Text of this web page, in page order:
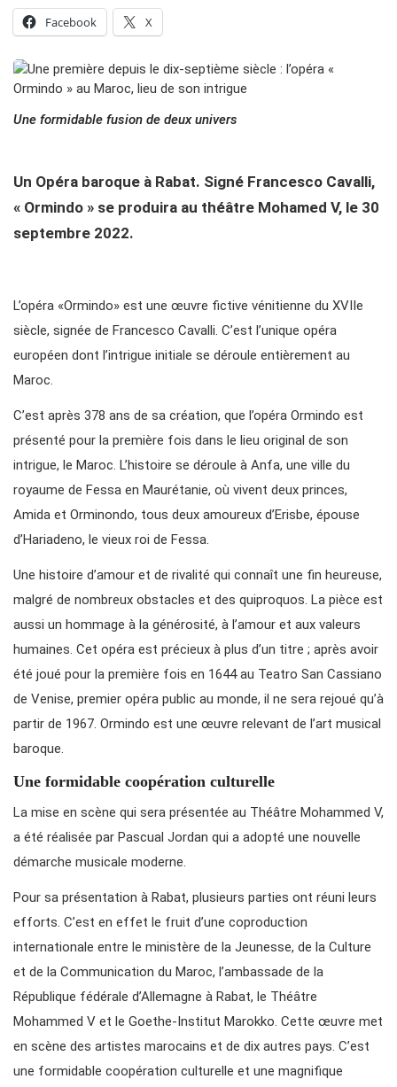
Facebook X
Une formidable fusion de deux univers
Un Opéra baroque à Rabat. Signé Francesco Cavalli,
« Ormindo » se produira au théâtre Mohamed V, le 30
septembre 2022.
L’opéra «Ormindo» est une œuvre fictive vénitienne du XVIIe
siècle, signée de Francesco Cavalli. C’est l’unique opéra
européen dont l’intrigue initiale se déroule entièrement au
Maroc.
C’est après 378 ans de sa création, que l’opéra Ormindo est
présenté pour la première fois dans le lieu original de son
intrigue, le Maroc. L’histoire se déroule à Anfa, une ville du
royaume de Fessa en Maurétanie, où vivent deux princes,
Amida et Orminondo, tous deux amoureux d’Erisbe, épouse
d’Hariadeno, le vieux roi de Fessa.
Une histoire d’amour et de rivalité qui connaît une fin heureuse,
malgré de nombreux obstacles et des quiproquos. La pièce est
aussi un hommage à la générosité, à l’amour et aux valeurs
humaines. Cet opéra est précieux à plus d’un titre ; après avoir
été joué pour la première fois en 1644 au Teatro San Cassiano
de Venise, premier opéra public au monde, il ne sera rejoué qu’à
partir de 1967. Ormindo est une œuvre relevant de l’art musical
baroque.
Une formidable coopération culturelle
La mise en scène qui sera présentée au Théâtre Mohammed V,
a été réalisée par Pascual Jordan qui a adopté une nouvelle
démarche musicale moderne.
Pour sa présentation à Rabat, plusieurs parties ont réuni leurs
efforts. C’est en effet le fruit d’une coproduction
internationale entre le ministère de la Jeunesse, de la Culture
et de la Communication du Maroc, l’ambassade de la
République fédérale d’Allemagne à Rabat, le Théâtre
Mohammed V et le Goethe-Institut Marokko. Cette œuvre met
en scène des artistes marocains et de dix autres pays. C’est
une formidable coopération culturelle et une magnifique